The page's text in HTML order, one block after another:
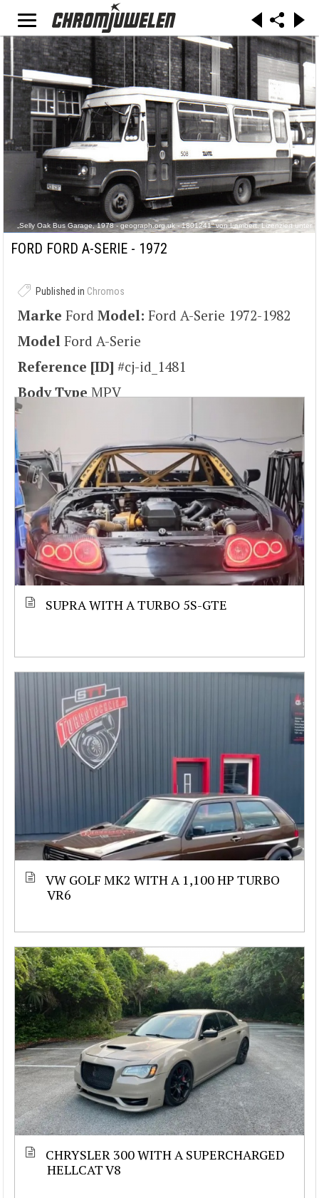
„Selly Oak Bus Garage, 1978 - geograph.org.uk - 1801241“ von Lambert. Lizenziert unter
CC BY-SA 2.0 über Wikimedia Commons -
_1801241.jpg#/media/File:Selly_Oak_Bus_Garage,_1978_-_geograph.org.uk_-
FORD FORD A-SERIE - 1972
Published in Chromos
Marke Ford Model: Ford A-Serie 1972-1982
Model Ford A-Serie
Reference [ID] #cj-id_1481
Body Type MPV
SUPRA WITH A TURBO 5S-GTE
VW GOLF MK2 WITH A 1,100 HP TURBO
VR6
CHRYSLER 300 WITH A SUPERCHARGED
HELLCAT V8